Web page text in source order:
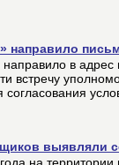
направило
в
встречу
выявляли
на территории